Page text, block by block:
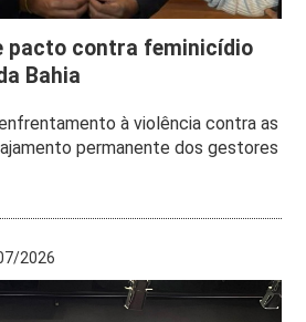
pacto contra feminicídio
Bahia
à violência contra as
permanente dos gestores
2026